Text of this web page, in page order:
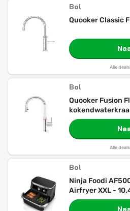
Bol
Quooker Classic
Alle
Bol
Quooker Fusion
draaibare uitloop
Alle
Bol
Ninja Foodi
Airfryer XXL -
Kookvakken of